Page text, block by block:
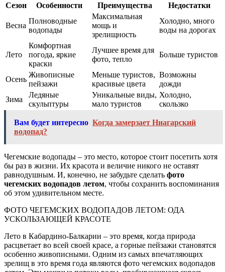
Сезон Особенности Преимущества Недостатки
Весна
Полноводные
водопады
Максимальная
мощь и
зрелищность
Холодно, много
воды на дорогах
Лето
Комфортная
погода, яркие
краски
Лучшее время для
фото, тепло
Больше туристов
Осень
Живописные
пейзажи
Меньше туристов,
красивые цвета
Возможны
дожди
Зима
Ледяные
скульптуры
Уникальные виды,
мало туристов
Холодно,
скользко
Вам будет интересно Когда замерзает Ниагарский
водопад?
Чегемские водопады – это место, которое стоит посетить хотя
бы раз в жизни. Их красота и величие никого не оставят
равнодушным. И, конечно, не забудьте сделать фото
чегемских водопадов летом, чтобы сохранить воспоминания
об этом удивительном месте.
ФОТО ЧЕГЕМСКИХ ВОДОПАДОВ ЛЕТОМ: ОДА
УСКОЛЬЗАЮЩЕЙ КРАСОТЕ
Лето в Кабардино-Балкарии – это время, когда природа
расцветает во всей своей красе, а горные пейзажи становятся
особенно живописными. Одним из самых впечатляющих
зрелищ в это время года являются фото чегемских водопадов